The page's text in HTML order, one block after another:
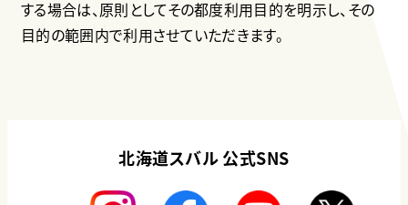
する場合は、原則としてその都度利用目的を明示し、その
目的の範囲内で利用させていただきます。
北海道スバル 公式SNS